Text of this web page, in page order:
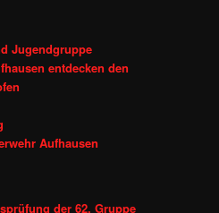
Jugendgruppe
entdecken den
Aufhausen
der 62. Gruppe